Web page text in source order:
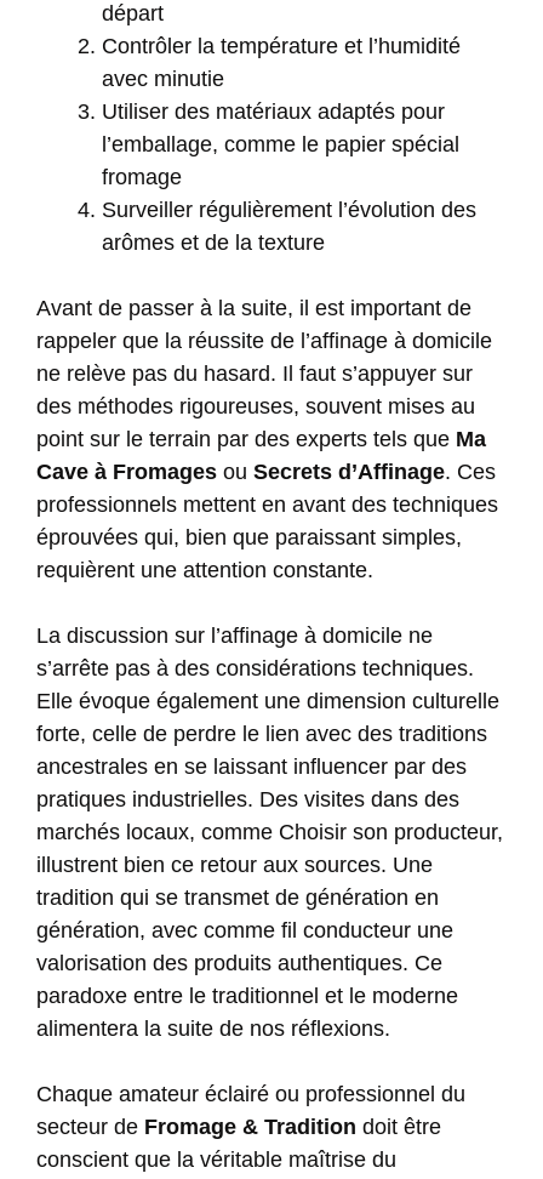
départ
Contrôler la température et l’humidité
avec minutie
Utiliser des matériaux adaptés pour
l’emballage, comme le papier spécial
fromage
Surveiller régulièrement l’évolution des
arômes et de la texture
Avant de passer à la suite, il est important de
rappeler que la réussite de l’affinage à domicile
ne relève pas du hasard. Il faut s’appuyer sur
des méthodes rigoureuses, souvent mises au
point sur le terrain par des experts tels que Ma
Cave à Fromages ou Secrets d’Affinage. Ces
professionnels mettent en avant des techniques
éprouvées qui, bien que paraissant simples,
requièrent une attention constante.
La discussion sur l’affinage à domicile ne
s’arrête pas à des considérations techniques.
Elle évoque également une dimension culturelle
forte, celle de perdre le lien avec des traditions
ancestrales en se laissant influencer par des
pratiques industrielles. Des visites dans des
marchés locaux, comme Choisir son producteur,
illustrent bien ce retour aux sources. Une
tradition qui se transmet de génération en
génération, avec comme fil conducteur une
valorisation des produits authentiques. Ce
paradoxe entre le traditionnel et le moderne
alimentera la suite de nos réflexions.
Chaque amateur éclairé ou professionnel du
secteur de Fromage & Tradition doit être
conscient que la véritable maîtrise du